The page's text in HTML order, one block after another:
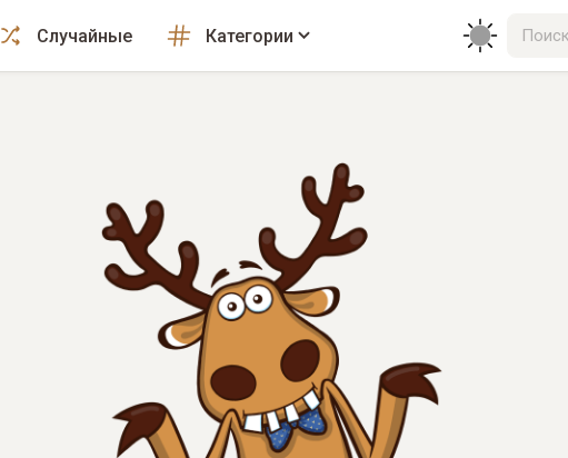
Случайные Категории